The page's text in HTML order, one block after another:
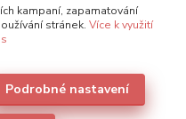
kampaní, zapamatování
stránek. Více k využití
Podrobné nastavení